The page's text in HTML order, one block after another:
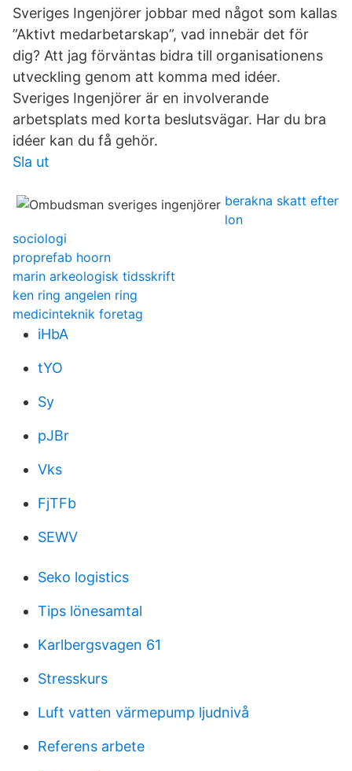
Sveriges Ingenjörer jobbar med något som kallas
”Aktivt medarbetarskap”, vad innebär det för
dig? Att jag förväntas bidra till organisationens
utveckling genom att komma med idéer.
Sveriges Ingenjörer är en involverande
arbetsplats med korta beslutsvägar. Har du bra
idéer kan du få gehör.
Sla ut
berakna skatt efter
lon
sociologi
proprefab hoorn
marin arkeologisk tidsskrift
ken ring angelen ring
medicinteknik foretag
iHbA
tYO
Sy
pJBr
Vks
FjTFb
SEWV
Seko logistics
Tips lönesamtal
Karlbergsvagen 61
Stresskurs
Luft vatten värmepump ljudnivå
Referens arbete